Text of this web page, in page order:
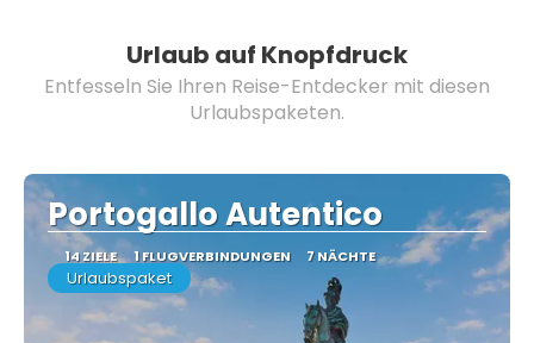
Urlaub auf Knopfdruck
Entfesseln Sie Ihren Reise-Entdecker mit diesen
Urlaubspaketen.
Portogallo Autentico
14 ZIELE 1 FLUGVERBINDUNGEN 7 NÄCHTE
Urlaubspaket